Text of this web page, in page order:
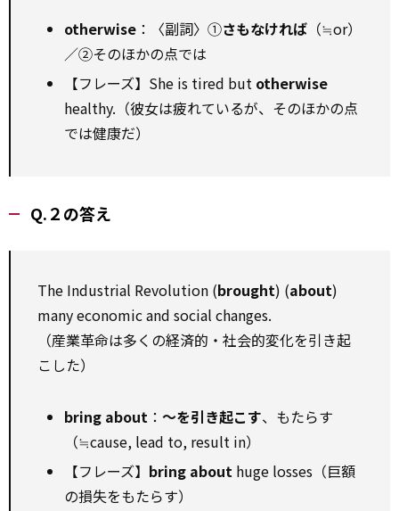
otherwise ：〈副詞〉①さもなければ （≒or）
／②そのほかの点では
【フレーズ】She is tired but otherwise
healthy.（彼女は疲れているが、そのほかの点
では健康だ）
Q.２の答え
The Industrial Revolution (brought) (about)
many economic and social changes.
（産業革命は多くの経済的・社会的変化を引き起
こした）
bring about ： 〜を引き起こす、もたらす
（≒cause, lead to, result in）
【フレーズ】 bring about huge losses（巨額
の損失をもたらす）